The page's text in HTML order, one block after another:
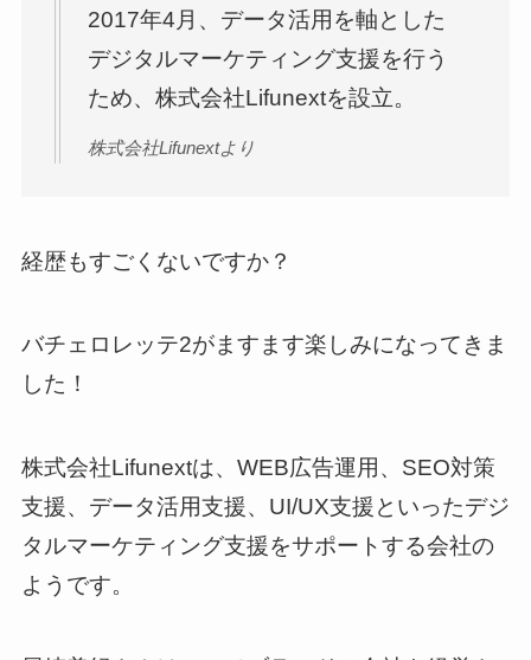
2017年4月、データ活用を軸とした
デジタルマーケティング支援を行う
ため、株式会社Lifunextを設立。
株式会社Lifunextより
経歴もすごくないですか？
バチェロレッテ2がますます楽しみになってきま
した！
株式会社Lifunextは、WEB広告運用、SEO対策
支援、データ活用支援、UI/UX支援といったデジ
タルマーケティング支援をサポートする会社の
ようです。